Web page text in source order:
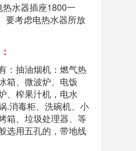
水器插座1800一
要考虑电热水器所放
：抽油烟机：燃气热
箱、微波炉、电饭
、榨果汁机，电水
.消毒柜、洗碗机、小
箱、垃圾处理器、等
选用五孔的，带地线